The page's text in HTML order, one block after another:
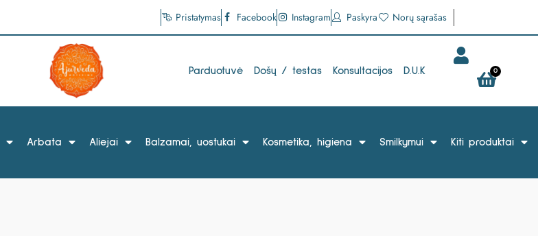
Pristatymas Facebook Instagram Paskyra Norų sąrašas
Parduotuvė Došų / testas Konsultacijos D.U.K 0
Arbata Aliejai Balzamai, uostukai Kosmetika, higiena Smilkymui Kiti produktai